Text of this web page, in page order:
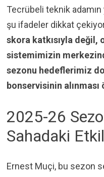
Tecrübeli teknik
şu ifadeler dikkat
skora katkısıyla değil,
sistemimizin
sezonu hedeflerimiz
bonservisinin alınması
2025-26
Sahadaki
Ernest Muçi, bu sezon